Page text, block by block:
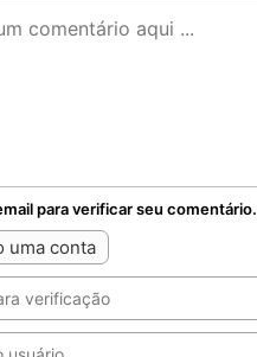
para verificar seu comentário.
uma conta